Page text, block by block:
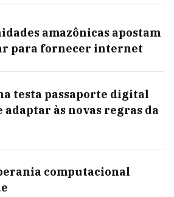
amazônicas apostam
para fornecer internet
testa passaporte digital
adaptar às novas regras da
computacional